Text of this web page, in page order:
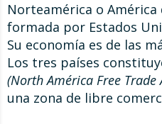
Norteamérica o
formada por Estados
Su economía es de las
Los tres países
(North América Free Trade
una zona de libre